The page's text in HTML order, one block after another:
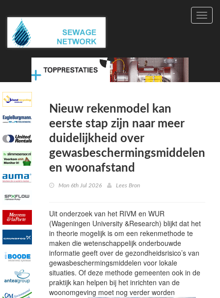
Nieuw rekenmodel kan
eerste stap zijn naar meer
duidelijkheid over
gewasbeschermingsmiddelen
en woonafstand
Mon 6th Jul 2026 Lees Bron
Uit onderzoek van het RIVM en WUR
(Wageningen University &Research) blijkt dat het
in theorie mogelijk is om een rekenmethode te
maken die wetenschappelijk onderbouwde
informatie geeft over de gezondheidsrisico’s van
gewasbeschermingsmiddelen voor lokale
situaties. Of deze methode gemeenten ook in de
praktijk kan helpen bij het inrichten van de
woonomgeving moet nog verder worden